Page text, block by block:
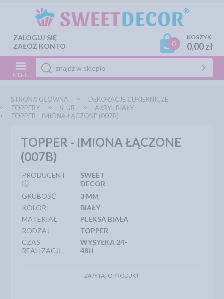
ZALOGUJ SIĘ
ZAŁÓŻ KONTO
0
KOSZYK
0,00 zł
MENU
STRONA GŁÓWNA
DEKORACJE CUKIERNICZE
TOPPERY
ŚLUB
AKRYL BIAŁY
TOPPER - IMIONA ŁĄCZONE (007B)
TOPPER - IMIONA ŁĄCZONE
(007B)
PRODUCENT
ⓘ
SWEET
DECOR
GRUBOŚĆ
3 MM
KOLOR
BIAŁY
MATERIAŁ
PLEKSA BIAŁA
RODZAJ
TOPPER
CZAS
REALIZACJI
WYSYŁKA 24-
48H
ZAPYTAJ O PRODUKT